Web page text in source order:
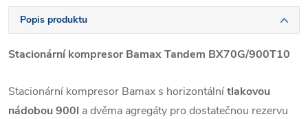
Popis produktu
Stacionární kompresor Bamax Tandem BX70G/900T10
Stacionární kompresor Bamax s horizontálnítlakovou
nádobou 900l a dvěma agregáty pro dostatečnou rezervu